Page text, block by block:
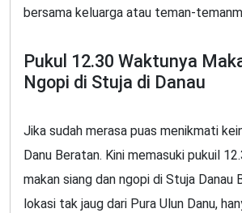
bersama keluarga atau teman-
Pukul 12.30 Waktunya
Ngopi di Stuja di Danau
Jika sudah merasa puas menikmati
Danu Beratan. Kini memasuki pukuil
makan siang dan ngopi di Stuja Danau
lokasi tak jaug dari Pura Ulun Danu,